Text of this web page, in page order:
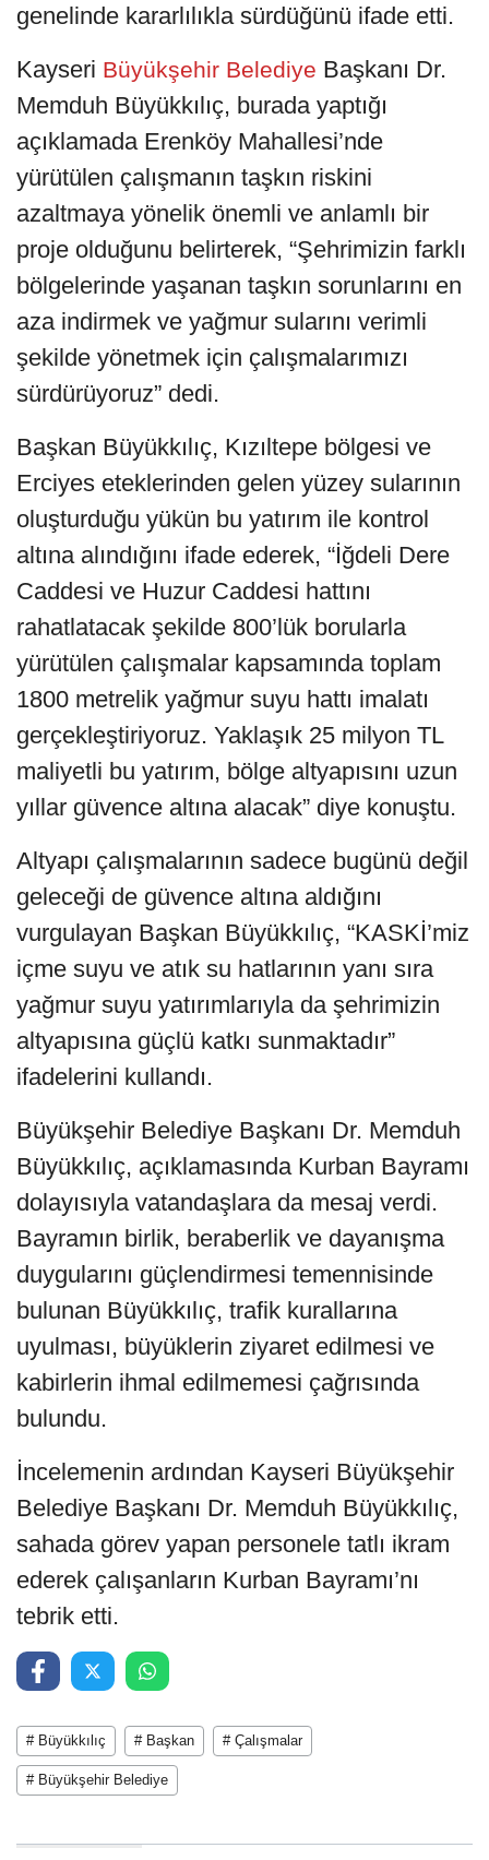
genelinde kararlılıkla sürdüğünü ifade etti.
Kayseri Büyükşehir Belediye Başkanı Dr.
Memduh Büyükkılıç, burada yaptığı
açıklamada Erenköy Mahallesi’nde
yürütülen çalışmanın taşkın riskini
azaltmaya yönelik önemli ve anlamlı bir
proje olduğunu belirterek, “Şehrimizin farklı
bölgelerinde yaşanan taşkın sorunlarını en
aza indirmek ve yağmur sularını verimli
şekilde yönetmek için çalışmalarımızı
sürdürüyoruz” dedi.
Başkan Büyükkılıç, Kızıltepe bölgesi ve
Erciyes eteklerinden gelen yüzey sularının
oluşturduğu yükün bu yatırım ile kontrol
altına alındığını ifade ederek, “İğdeli Dere
Caddesi ve Huzur Caddesi hattını
rahatlatacak şekilde 800’lük borularla
yürütülen çalışmalar kapsamında toplam
1800 metrelik yağmur suyu hattı imalatı
gerçekleştiriyoruz. Yaklaşık 25 milyon TL
maliyetli bu yatırım, bölge altyapısını uzun
yıllar güvence altına alacak” diye konuştu.
Altyapı çalışmalarının sadece bugünü değil
geleceği de güvence altına aldığını
vurgulayan Başkan Büyükkılıç, “KASKİ’miz
içme suyu ve atık su hatlarının yanı sıra
yağmur suyu yatırımlarıyla da şehrimizin
altyapısına güçlü katkı sunmaktadır”
ifadelerini kullandı.
Büyükşehir Belediye Başkanı Dr. Memduh
Büyükkılıç, açıklamasında Kurban Bayramı
dolayısıyla vatandaşlara da mesaj verdi.
Bayramın birlik, beraberlik ve dayanışma
duygularını güçlendirmesi temennisinde
bulunan Büyükkılıç, trafik kurallarına
uyulması, büyüklerin ziyaret edilmesi ve
kabirlerin ihmal edilmemesi çağrısında
bulundu.
İncelemenin ardından Kayseri Büyükşehir
Belediye Başkanı Dr. Memduh Büyükkılıç,
sahada görev yapan personele tatlı ikram
ederek çalışanların Kurban Bayramı’nı
tebrik etti.
# Büyükkılıç # Başkan # Çalışmalar
# Büyükşehir Belediye